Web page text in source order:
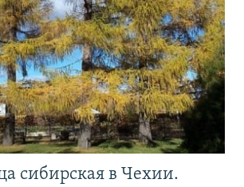
сибирская в Чехии.